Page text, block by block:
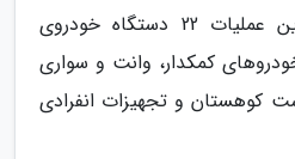
افشانی اعلام نمود: در این عملیات 22 دستگاه خودروی
کمکدار، وانت و سواری
کوهستان و تجهیزات انفرادی